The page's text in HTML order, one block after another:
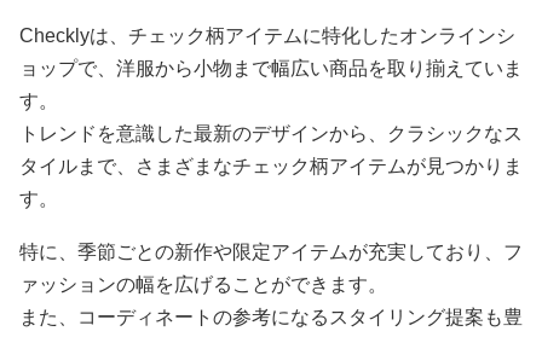
Checklyは、チェック柄アイテムに特化したオンラインシ
ョップで、洋服から小物まで幅広い商品を取り揃えていま
す。
トレンドを意識した最新のデザインから、クラシックなス
タイルまで、さまざまなチェック柄アイテムが見つかりま
す。
特に、季節ごとの新作や限定アイテムが充実しており、フ
ァッションの幅を広げることができます。
また、コーディネートの参考になるスタイリング提案も豊